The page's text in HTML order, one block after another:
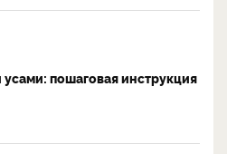
пошаговая инструкция